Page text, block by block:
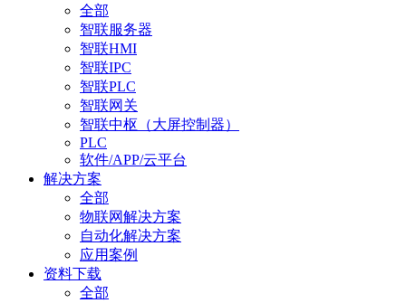
全部
智联服务器
智联HMI
智联IPC
智联PLC
智联网关
智联中枢（大屏控制器）
PLC
软件/APP/云平台
解决方案
全部
物联网解决方案
自动化解决方案
应用案例
资料下载
全部